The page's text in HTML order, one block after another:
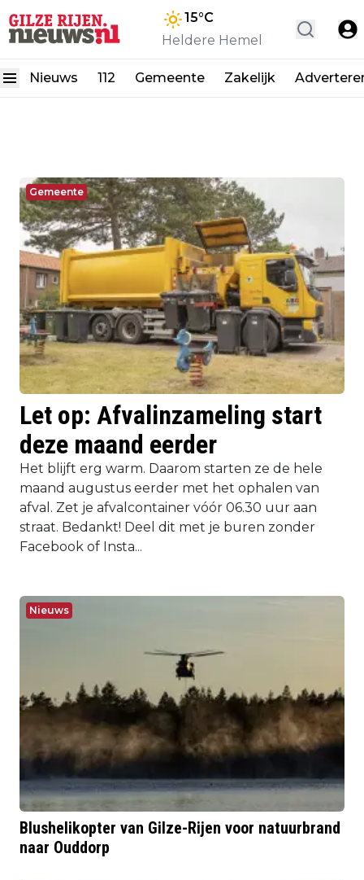
15°C
Heldere Hemel
Nieuws 112 Gemeente Zakelijk
Gemeente
Let op: Afvalinzameling start
deze maand eerder
Het blijft erg warm. Daarom starten ze de hele
maand augustus eerder met het ophalen van
afval. Zet je afvalcontainer vóór 06.30 uur aan
straat. Bedankt! Deel dit met je buren zonder
Facebook of Insta...
Nieuws
Blushelikopter van Gilze-Rijen voor natuurbrand
naar Ouddorp